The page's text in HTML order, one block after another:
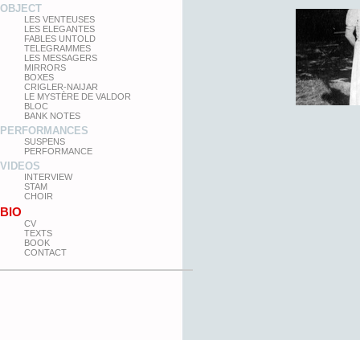
OBJECT
LES VENTEUSES
LES ELEGANTES
FABLES UNTOLD
TELEGRAMMES
LES MESSAGERS
MIRRORS
BOXES
CRIGLER-NAIJAR
LE MYSTÈRE DE VALDOR
BLOC
BANK NOTES
PERFORMANCES
SUSPENS
PERFORMANCE
VIDEOS
INTERVIEW
STAM
CHOIR
BIO
CV
TEXTS
BOOK
CONTACT